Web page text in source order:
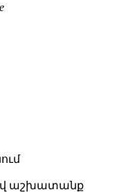
աշխատանք